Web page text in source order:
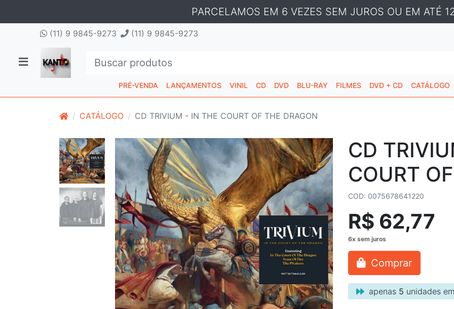
PARCELAMOS EM 6 VEZES SEM JUROS OU EM ATÉ
(11) 9 9845-9273 (11) 9 9845-9273
PRÉ-VENDA LANÇAMENTOS VINIL CD DVD BLU-RAY FILMES DVD + CD CATÁLOGO
CATÁLOGO CD TRIVIUM - IN THE COURT OF THE DRAGON
CD
COURT
COD: 0075678641220
R$ 62,77
Comprar
apenas 5 unidades